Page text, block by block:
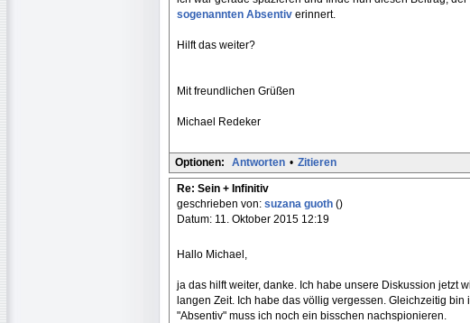
sogenannten Absentiv erinnert.
Hilft das weiter?
Mit freundlichen Grüßen
Michael Redeker
Optionen: Antworten • Zitieren
Re: Sein + Infinitiv
geschrieben von: suzana guoth ()
Datum: 11. Oktober 2015 12:19
Hallo Michael,
ja das hilft weiter, danke. Ich habe unsere Diskussion jetzt
langen Zeit. Ich habe das völlig vergessen. Gleichzeitig
"Absentiv" muss ich noch ein bisschen nachspionieren.